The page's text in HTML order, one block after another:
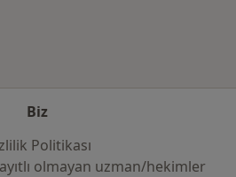
Biz
Politikası
olmayan uzman/hekimler